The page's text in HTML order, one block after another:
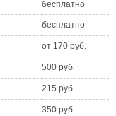
бесплатно
бесплатно
от 170 руб.
500 руб.
215 руб.
350 руб.